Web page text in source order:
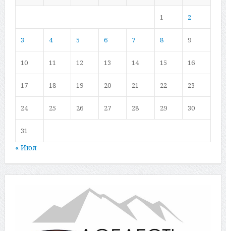
1 2
3 4 5 6 7 8 9
10 11 12 13 14 15 16
17 18 19 20 21 22 23
24 25 26 27 28 29 30
31
« Июл